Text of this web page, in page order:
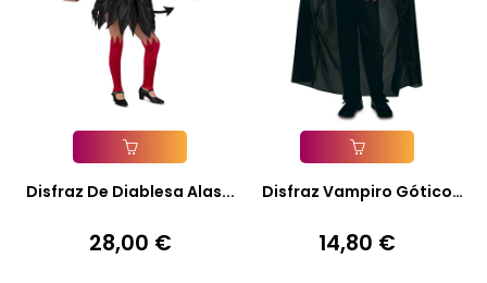
Añadir A La Cesta
Disfraz De Diablesa Alas...
Precio
28,00 €
Añadir A La Cesta
Disfraz Vampiro Gótico
Precio
14,80 €